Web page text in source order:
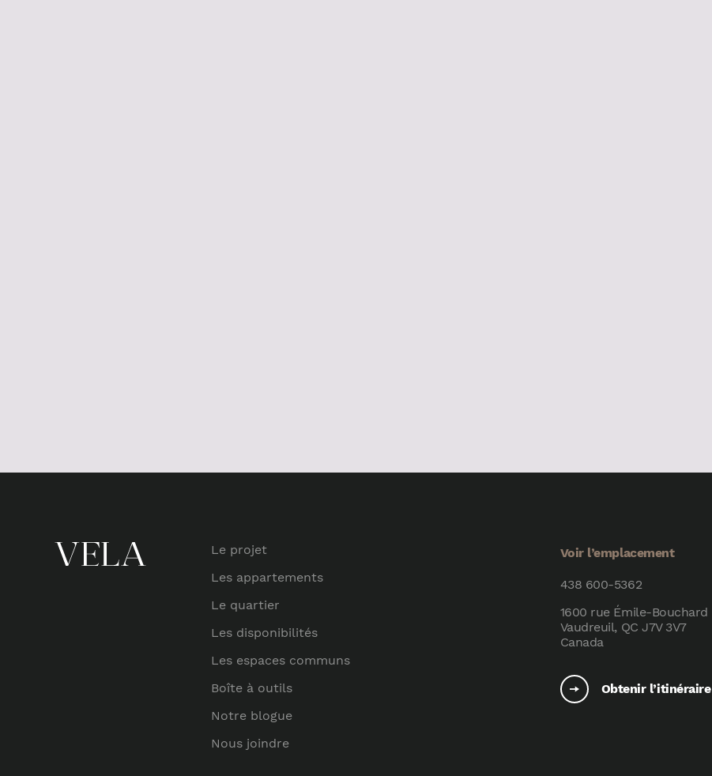
Le projet
Les appartements
Le quartier
Les disponibilités
Les espaces communs
Boîte à outils
Notre blogue
Nous joindre
Voir l’emplacement
438 600-5362
1600 rue Émile-Bouchard
Vaudreuil, QC J7V 3V7
Canada
Obtenir l’itinéraire